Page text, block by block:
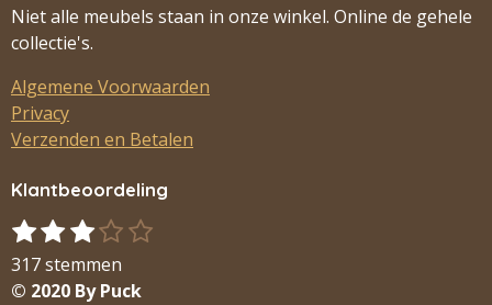
Niet alle meubels staan in onze winkel. Online de gehele
collectie's.
Algemene Voorwaarden
Privacy
Verzenden en Betalen
Klantbeoordeling
R
a
t
1
s
t
2
s
t
3
s
t
4
s
t
5
t
S
317 stemmen
© 2020 By Puck